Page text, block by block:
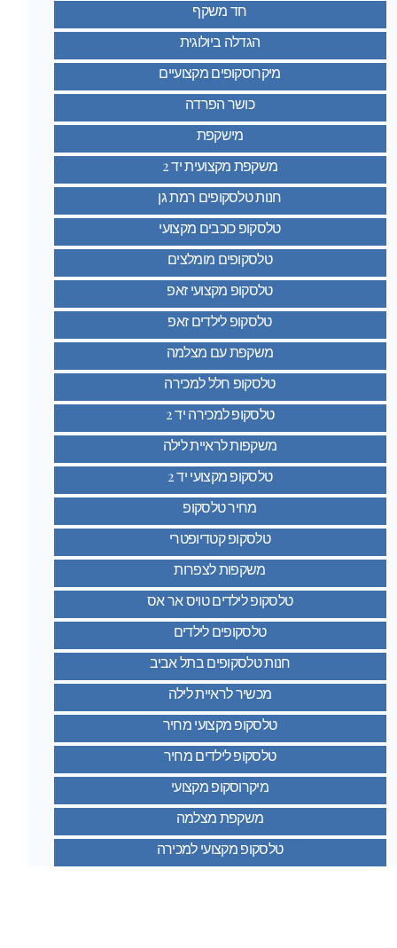
חד משקף
הגדלה ביולוגית
מיקרוסקופים מקצועיים
כושר הפרדה
מישקפת
משקפת מקצועית יד 2
חנות טלסקופים רמת גן
טלסקופ כוכבים מקצועי
טלסקופים מומלצים
טלסקופ מקצועי זאפ
טלסקופ לילדים זאפ
משקפת עם מצלמה
טלסקופ חלל למכירה
טלסקופ למכירה יד 2
משקפות לראיית לילה
טלסקופ מקצועי יד 2
מחיר טלסקופ
טלסקופ קטדיופטרי
משקפות לצפרות
טלסקופ לילדים טויס אר אס
טלסקופים לילדים
חנות טלסקופים בתל אביב
מכשיר לראיית לילה
טלסקופ מקצועי מחיר
טלסקופ לילדים מחיר
מיקרוסקופ מקצועי
משקפת מצלמה
טלסקופ מקצועי למכירה